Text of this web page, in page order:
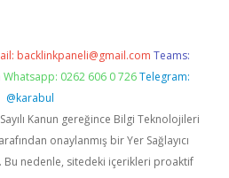
backlinkpaneli@gmail.com Teams:
Whatsapp: 0262 606 0 726 Telegram:
@karabul
Kanun gereğince Bilgi Teknolojileri
onaylanmış bir Yer Sağlayıcı
nedenle, sitedeki içerikleri proaktif